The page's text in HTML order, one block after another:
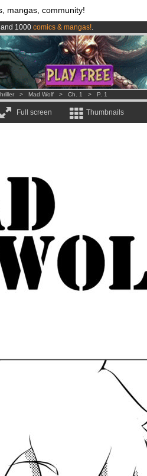
mangas, community!
and 1000 comics & mangas!.
3.95 eurosper month !Get membership now
!.
> Mad Wolf > Ch. 1 > P. 1
Full screen Thumbnails